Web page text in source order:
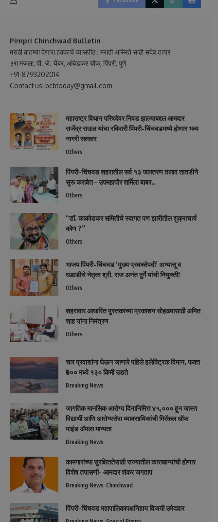
Pimpri Chinchwad Bulletin
मराठी बातम्या देणारा हक्काचे व्यासपीठ ! मराठी अस्मिते साठी सदेव तत्पर
३रा मजला, पी. जे. चेंबर, आंबेडकर चौक, पिंपरी, पुणे
+91-8793202014
Contact us: pcbtoday@gmail.com
महाराष्ट्र विधान परिषदेवर निवड झाल्याबद्दल आमदार
राजेंद्र राऊत यांचा रविवारी पिंपरी-चिंचवडमध्ये होणार भव्य
नागरी सत्कार
Others
पिंपरी-चिंचवड शहरातील सर्व १३ जलतरण तलाव तातडीने
सुरू करावेत – उपमहापौर शर्मिला बाबर..
Others
“डॉ. काकोडकर समितीचे स्वागत पण झारीतील शुक्राचार्य
कोण ?”
Others
भाजप पिंपरी-चिंचवड ‘मुख्य प्रवक्तेपदी’ अभ्यासू व
धडाडीचे नेतृत्व श्री. राज अनंत दुर्गे यांची नियुक्ती!
Others
शहरावार आधारित पुस्तकाच्या प्रकाशन सोहळ्यासाठी अमित
शाह यांना निमंत्रण
Others
चार प्रवाशांना घेऊन जाणारे पहिले इलेक्ट्रिक विमान, फक्त
₹७०० मध्ये १३० किमी उडते
Breaking News
जागतिक मानसिक आरोग्य दिनानिमित्त ४५,००० हून जास्त
विद्यार्थी आणि आरोग्यसेवा व्यावसायिकांची मिरॅकल ऑफ
माइंड ॲपला मान्यता
Breaking News
कामगारांच्या सुरक्षिततेसाठी राज्यातील कारखान्यांची होणार
विशेष तपासणी- आमदार शंकर जगताप
Breaking News Chinchwad
पिंपरी-चिंचवड महापालिकापक्षनिहाय विजयी उमेदवार